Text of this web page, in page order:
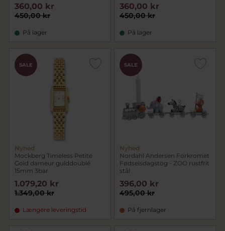
450,00 kr
360,00 kr
På lager
450,00 kr
360,00 kr
På lager
SALE
Nyhed
Mockberg Timeless Petite
Gold dameur gulddoublé
15mm 3bar
1.349,00 kr
1.079,20 kr
Længere leveringstid
SALE
Nyhed
Nordahl Andersen Forkromet
Fødselsdagstog - ZOO rustfrit
stål
495,00 kr
396,00 kr
På fjernlager